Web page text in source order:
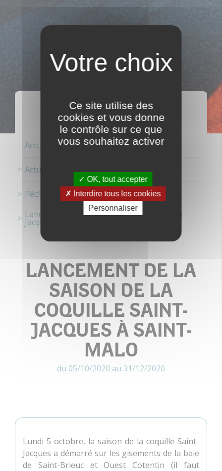
ACTUALITÉS
Accueil
Actualités
Pêche
Lancement de la saison de la Coquille Saint-
Jacques à Saint-Malo
LANCEMENT DE LA
SAISON DE LA
COQUILLE SAINT-
JACQUES À SAINT-
MALO
du 05/10/2020 au 31/12/2020
Lundi 5 octobre, la saison de la coquille Saint-
Jacques a démarré sur les gisements de la baie
de Saint-Brieuc et Ouest Cotentin (il faut
Ce site utilise des
cookies et vous donne
le contrôle sur ce que
vous souhaitez activer
OK, tout accepter
Interdire tous les cookies
Personnaliser